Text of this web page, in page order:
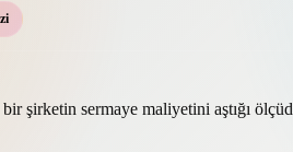
şirketin sermaye maliyetini aştığı